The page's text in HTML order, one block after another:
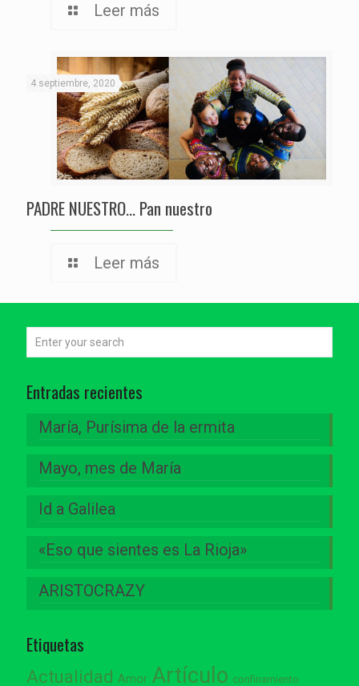
Leer más
4 septiembre, 2020
PADRE NUESTRO… Pan nuestro
Leer más
Entradas recientes
María, Purísima de la ermita
Mayo, mes de María
Id a Galilea
«Eso que sientes es La Rioja»
ARISTOCRAZY
Etiquetas
Actualidad Amor Artículo confinamiento